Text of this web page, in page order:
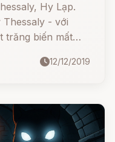
Hy Lạp.
- với
trăng biến mất
12/12/2019